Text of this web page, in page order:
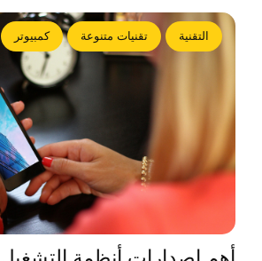
التقنية تقنيات متنوعة كمبيوتر